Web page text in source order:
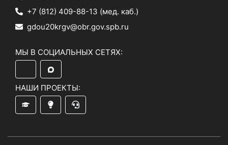
+7 (812) 409-88-13 (мед. каб.)
gdou20krgv@obr.gov.spb.ru
МЫ В СОЦИАЛЬНЫХ СЕТЯХ:
НАШИ ПРОЕКТЫ: